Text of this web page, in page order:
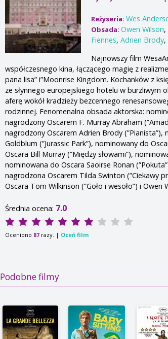
Reżyseria:Wes
Obsada:Owen Wilson,
Fiennes,Adrien Brody,
Najnowszy film
współczesnego kina, łączącego magię z
pana lisa” i”Moonrise Kingdom. Kochanków z
ze słynnego europejskiego hotelu w burzliwym
aferę wokół kradzieży bezcennego
rodzinnej. Fenomenalna obsada aktorska:
nagrodzony Oscarem F. Murray Abraham
nagrodzony Oscarem Adrien Brody
Goldblum (”Jurassic Park”), nominowany do
Oscara Bill Murray (”Między słowami”),
nominowana do Oscara Saoirse Ronan
nagrodzona Oscarem Tilda Swinton (”Ciekawy
Oscara Tom Wilkinson (”Goło i wesoło”) i Owen
Średnia ocena: 7.0
Oceniono 87 razy. | Oceń film
Podobne filmy